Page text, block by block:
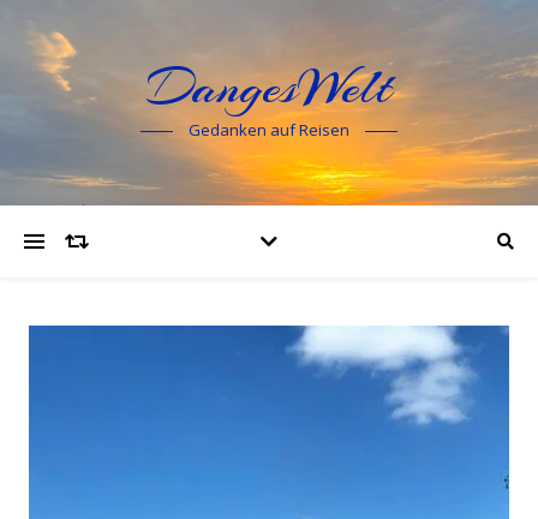
DangesWelt
Gedanken auf Reisen